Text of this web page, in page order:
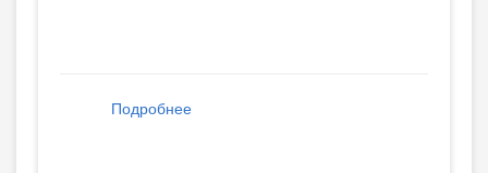
Подробнее